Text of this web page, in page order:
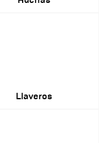
Llaveros